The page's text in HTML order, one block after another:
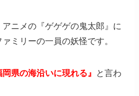
ニメの『ゲゲゲの鬼太郎』に
ミリーの一員の妖怪です。
岡県の海沿いに現れる』
と言わ